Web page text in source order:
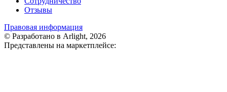
Отзывы
Правовая информация
© Разработано в Arlight, 2026
Представлены на маркетплейсе: